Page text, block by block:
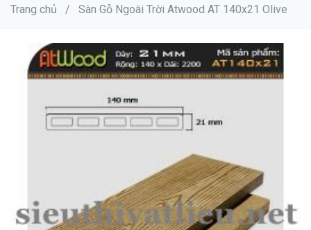
Trang chủ / Sàn Gỗ Ngoài Trời Atwood AT 140x21 Olive